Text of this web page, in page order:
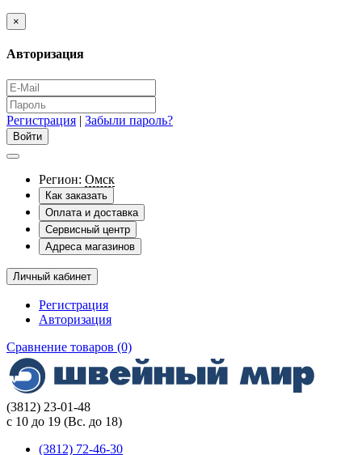
×
Авторизация
Регистрация | Забыли пароль?
Регион: Омск
Как заказать
Оплата и доставка
Сервисный центр
Адреса магазинов
Личный кабинет
Регистрация
Авторизация
Сравнение товаров (0)
(3812) 23-01-48
с 10 до 19 (Вс. до 18)
(3812) 72-46-30